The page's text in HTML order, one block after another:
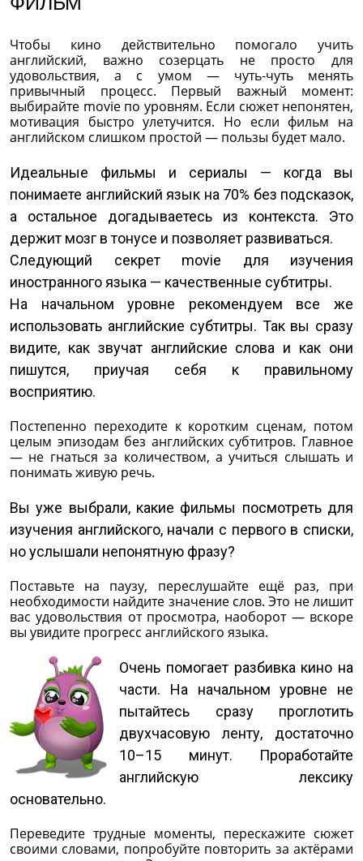
Чтобы кино действительно помогало учить
английский, важно созерцать не просто для
удовольствия, а с умом — чуть-чуть менять
привычный процесс. Первый важный момент:
выбирайте movie по уровням. Если сюжет непонятен,
мотивация быстро улетучится. Но если фильм на
английском слишком простой — пользы будет мало.
Идеальные фильмы и сериалы — когда вы
понимаете английский язык на 70% без подсказок,
а остальное догадываетесь из контекста. Это
держит мозг в тонусе и позволяет развиваться.
Следующий секрет movie для изучения
иностранного языка — качественные субтитры.
На начальном уровне рекомендуем все же
использовать английские субтитры. Так вы сразу
видите, как звучат английские слова и как они
пишутся, приучая себя к правильному
восприятию.
Постепенно переходите к коротким сценам, потом
целым эпизодам без английских субтитров. Главное
— не гнаться за количеством, а учиться слышать и
понимать живую речь.
Вы уже выбрали, какие фильмы посмотреть для
изучения английского, начали с первого в списки,
но услышали непонятную фразу?
Поставьте на паузу, переслушайте ещё раз, при
необходимости найдите значение слов. Это не лишит
вас удовольствия от просмотра, наоборот — вскоре
вы увидите прогресс английского языка.
Очень помогает разбивка кино на
части. На начальном уровне не
пытайтесь сразу проглотить
двухчасовую ленту, достаточно
10–15 минут. Проработайте
английскую лексику
основательно.
Переведите трудные моменты, перескажите сюжет
своими словами, попробуйте повторить за актёрами